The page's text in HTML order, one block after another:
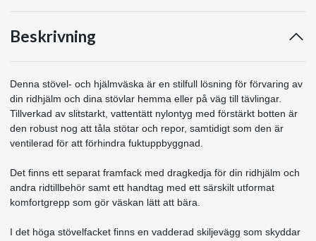
Beskrivning
Denna stövel- och hjälmväska är en stilfull lösning för förvaring av
din ridhjälm och dina stövlar hemma eller på väg till tävlingar.
Tillverkad av slitstarkt, vattentätt nylontyg med förstärkt botten är
den robust nog att tåla stötar och repor, samtidigt som den är
ventilerad för att förhindra fuktuppbyggnad.
Det finns ett separat framfack med dragkedja för din ridhjälm och
andra ridtillbehör samt ett handtag med ett särskilt utformat
komfortgrepp som gör väskan lätt att bära.
I det höga stövelfacket finns en vadderad skiljevägg som skyddar